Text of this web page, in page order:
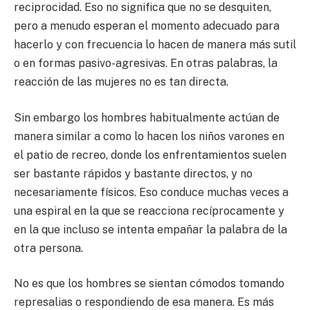
reciprocidad. Eso no significa que no se desquiten,
pero a menudo esperan el momento adecuado para
hacerlo y con frecuencia lo hacen de manera más sutil
o en formas pasivo-agresivas. En otras palabras, la
reacción de las mujeres no es tan directa.
Sin embargo los hombres habitualmente actúan de
manera similar a como lo hacen los niños varones en
el patio de recreo, donde los enfrentamientos suelen
ser bastante rápidos y bastante directos, y no
necesariamente físicos. Eso conduce muchas veces a
una espiral en la que se reacciona recíprocamente y
en la que incluso se intenta empañar la palabra de la
otra persona.
No es que los hombres se sientan cómodos tomando
represalias o respondiendo de esa manera. Es más